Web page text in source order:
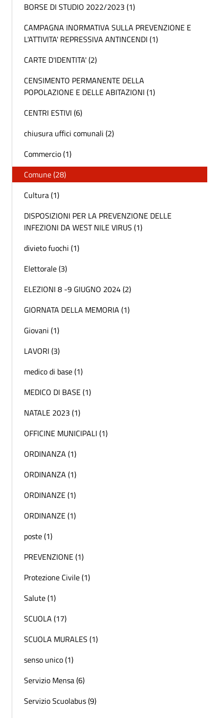
BORSE DI STUDIO 2022/2023 (1)
CAMPAGNA INORMATIVA SULLA PREVENZIONE E
L'ATTIVITA' REPRESSIVA ANTINCENDI (1)
CARTE D'IDENTITA' (2)
CENSIMENTO PERMANENTE DELLA
POPOLAZIONE E DELLE ABITAZIONI (1)
CENTRI ESTIVI (6)
chiusura uffici comunali (2)
Commercio (1)
Comune (28)
Cultura (1)
DISPOSIZIONI PER LA PREVENZIONE DELLE
INFEZIONI DA WEST NILE VIRUS (1)
divieto fuochi (1)
Elettorale (3)
ELEZIONI 8 -9 GIUGNO 2024 (2)
GIORNATA DELLA MEMORIA (1)
Giovani (1)
LAVORI (3)
medico di base (1)
MEDICO DI BASE (1)
NATALE 2023 (1)
OFFICINE MUNICIPALI (1)
ORDINANZA (1)
ORDINANZA (1)
ORDINANZE (1)
ORDINANZE (1)
poste (1)
PREVENZIONE (1)
Protezione Civile (1)
Salute (1)
SCUOLA (17)
SCUOLA MURALES (1)
senso unico (1)
Servizio Mensa (6)
Servizio Scuolabus (9)